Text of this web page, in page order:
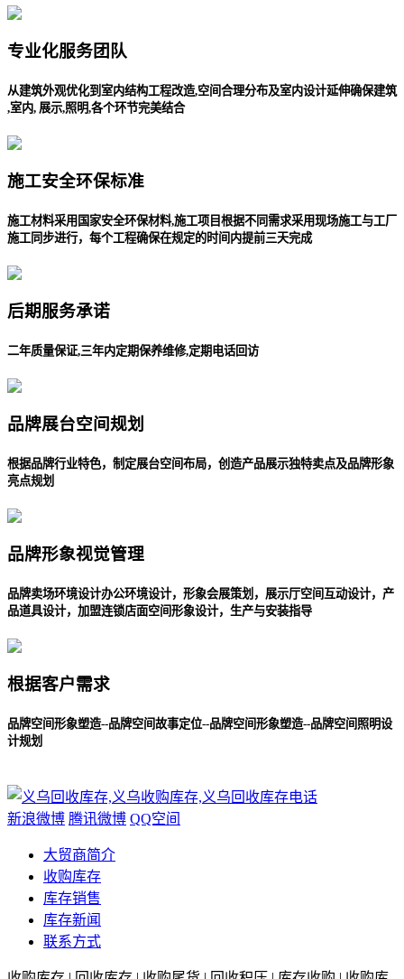
专业化服务团队
从建筑外观优化到室内结构工程改造,空间合理分布及室内设计延伸确保建筑
,室内, 展示,照明,各个环节完美结合
施工安全环保标准
施工材料采用国家安全环保材料,施工项目根据不同需求采用现场施工与工厂
施工同步进行，每个工程确保在规定的时间内提前三天完成
后期服务承诺
二年质量保证,三年内定期保养维修,定期电话回访
品牌展台空间规划
根据品牌行业特色，制定展台空间布局，创造产品展示独特卖点及品牌形象
亮点规划
品牌形象视觉管理
品牌卖场环境设计办公环境设计，形象会展策划，展示厅空间互动设计，产
品道具设计，加盟连锁店面空间形象设计，生产与安装指导
根据客户需求
品牌空间形象塑造--品牌空间故事定位--品牌空间形象塑造--品牌空间照明设
计规划
新浪微博 腾讯微博 QQ空间
大贸商简介
收购库存
库存销售
库存新闻
联系方式